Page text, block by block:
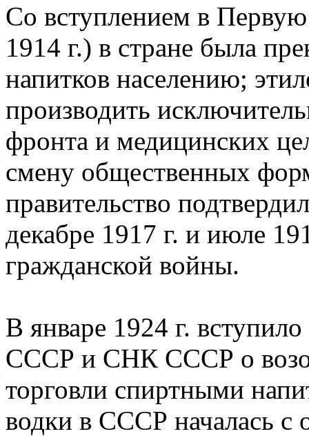
Со вступлением в
1914 г.) в стране была
напитков населению;
производить
фронта и медицинских
смену общественных
правительство
декабре 1917 г. и июле
гражданской войны.
В январе 1924 г.
СССР и СНК СССР о
торговли спиртными
водки в СССР началась с